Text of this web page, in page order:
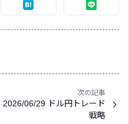
次の記事
2026/06/29 ドル円トレード
戦略